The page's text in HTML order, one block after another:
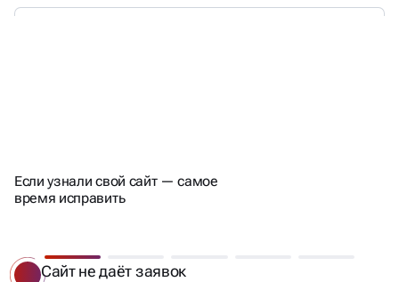
Если узнали свой сайт — самое
время исправить
Упал трафик